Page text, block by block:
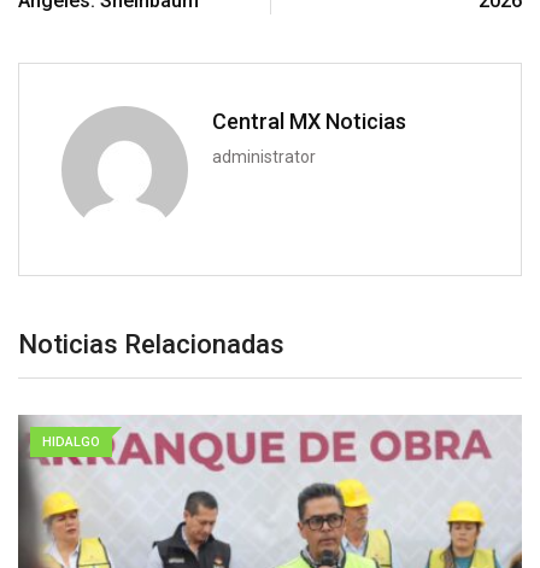
Central MX Noticias
administrator
Noticias Relacionadas
HIDALGO